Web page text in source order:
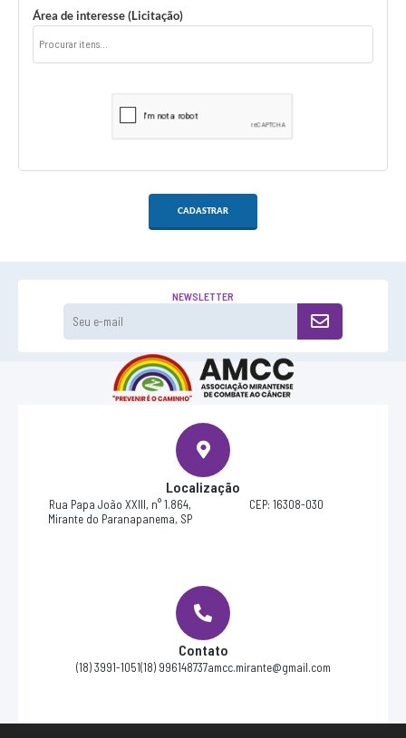
Área de interesse (Licitação)
CADASTRAR
Localização
Rua Papa João XXIII, n° 1.864,
Mirante do Paranapanema, SP
CEP: 16308-030
Contato
(18) 3991-1051(18) 996148737amcc.mirante@gmail.com
NEWSLETTER